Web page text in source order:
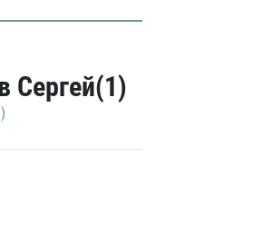
Сергей(1)